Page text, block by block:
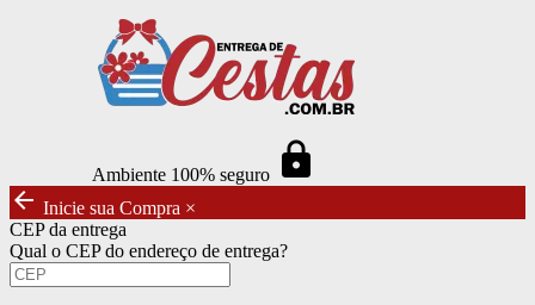
Ambiente 100% seguro https
arrow_back Inicie sua Compra ×
CEP da entrega
Qual o CEP do endereço de entrega?